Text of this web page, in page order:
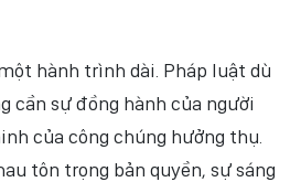
hành trình dài. Pháp luật dù
cần sự đồng hành của người
của công chúng hưởng thụ.
tôn trọng bản quyền, sự sáng